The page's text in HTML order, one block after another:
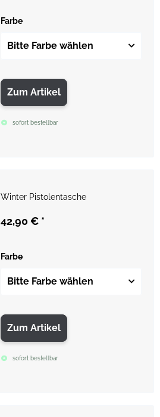
Farbe
Bitte Farbe wählen
Zum Artikel
sofort bestellbar
Winter Pistolentasche
42,90 € *
Farbe
Bitte Farbe wählen
Zum Artikel
sofort bestellbar